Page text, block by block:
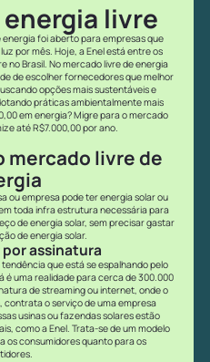
livre
foi aberto para empresas que
por mês. Hoje, a Enel está entre os
no Brasil. No mercado livre de energia
de escolher fornecedores que melhor
opções mais sustentáveis e
práticas ambientalmente mais
em energia? Migre para o mercado
até R$7.000,00 por ano.
mercado livre de
ou empresa pode ter energia solar ou
toda infra estrutura necessária para
de energia solar, sem precisar gastar
de energia solar.
por assinatura
que está se espalhando pelo
é uma realidade para cerca de 300.000
de streaming ou internet, onde o
contrata o serviço de uma empresa
usinas ou fazendas solares estão
como a Enel. Trata-se de um modelo
os consumidores quanto para os